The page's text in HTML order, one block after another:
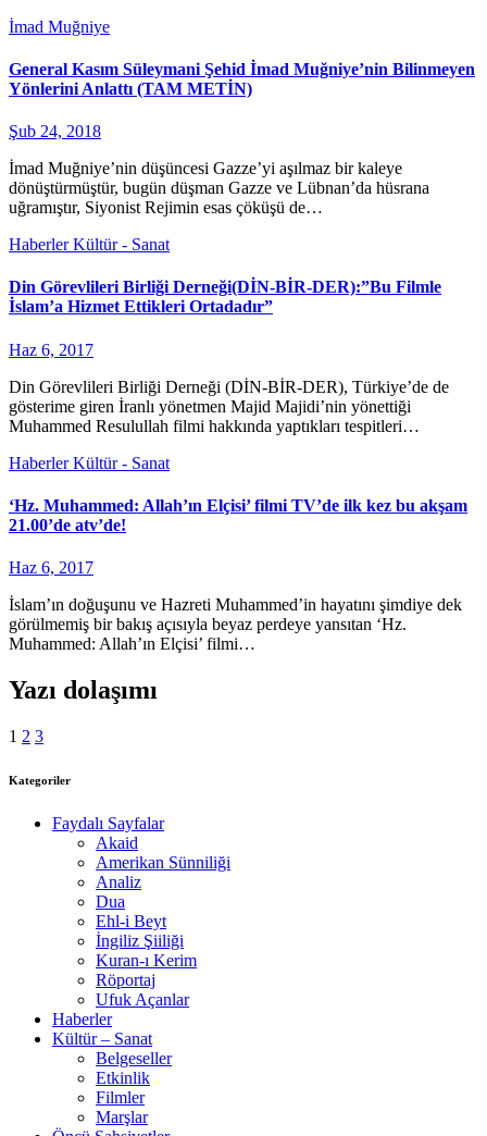
İmad Muğniye
General Kasım Süleymani Şehid İmad Muğniye’nin Bilinmeyen
Yönlerini Anlattı (TAM METİN)
Şub 24, 2018
İmad Muğniye’nin düşüncesi Gazze’yi aşılmaz bir kaleye
dönüştürmüştür, bugün düşman Gazze ve Lübnan’da hüsrana
uğramıştır, Siyonist Rejimin esas çöküşü de…
HaberlerKültür - Sanat
Din Görevlileri Birliği Derneği(DİN-BİR-DER):”Bu Filmle
İslam’a Hizmet Ettikleri Ortadadır”
Haz 6, 2017
Din Görevlileri Birliği Derneği (DİN-BİR-DER), Türkiye’de de
gösterime giren İranlı yönetmen Majid Majidi’nin yönettiği
Muhammed Resulullah filmi hakkında yaptıkları tespitleri…
HaberlerKültür - Sanat
‘Hz. Muhammed: Allah’ın Elçisi’ filmi TV’de ilk kez bu akşam
21.00’de atv’de!
Haz 6, 2017
İslam’ın doğuşunu ve Hazreti Muhammed’in hayatını şimdiye dek
görülmemiş bir bakış açısıyla beyaz perdeye yansıtan ‘Hz.
Muhammed: Allah’ın Elçisi’ filmi…
Yazı dolaşımı
1 2 3
Kategoriler
Faydalı Sayfalar
Akaid
Amerikan Sünniliği
Analiz
Dua
Ehl-i Beyt
İngiliz Şiiliği
Kuran-ı Kerim
Röportaj
Ufuk Açanlar
Haberler
Kültür – Sanat
Belgeseller
Etkinlik
Filmler
Marşlar